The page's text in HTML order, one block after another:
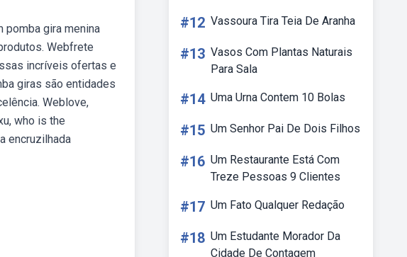
pomba gira menina
Webfrete
incríveis ofertas e
giras são entidades
Weblove,
who is the
encruzilhada
#12 Vassoura Tira Teia De Aranha
#13 Vasos Com Plantas Naturais
Para Sala
#14 Uma Urna Contem 10 Bolas
#15 Um Senhor Pai De Dois Filhos
#16 Um Restaurante Está Com
Treze Pessoas 9 Clientes
#17 Um Fato Qualquer Redação
#18 Um Estudante Morador Da
Cidade De Contagem